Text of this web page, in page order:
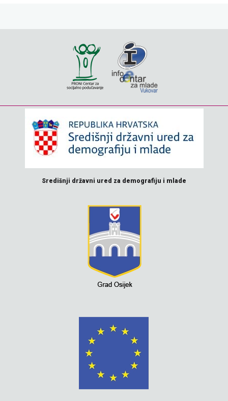
Središnji državni ured za demografiju i mlade